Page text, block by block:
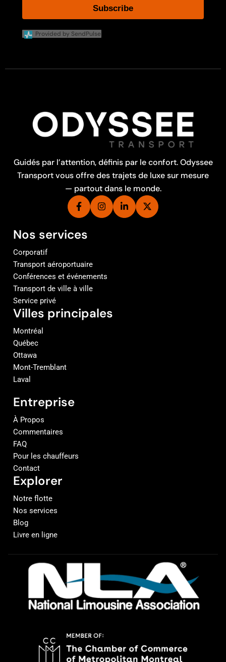
Subscribe
Provided by SendPulse
Guidés par l’attention, définis par le confort. Odyssee
Transport vous offre des trajets de luxe sur mesure
— partout dans le monde.
Nos services
Corporatif
Transport aéroportuaire
Conférences et événements
Transport de ville à ville
Service privé
Villes principales
Montréal
Québec
Ottawa
Mont-Tremblant
Laval
Entreprise
À Propos
Commentaires
FAQ
Pour les chauffeurs
Contact
Explorer
Notre flotte
Nos services
Blog
Livre en ligne